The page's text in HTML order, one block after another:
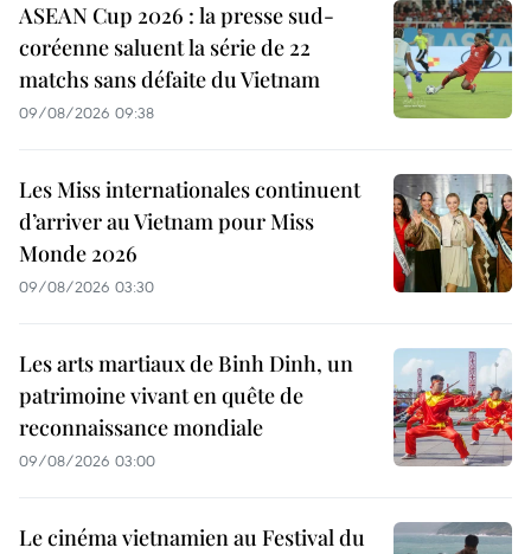
ASEAN Cup 2026 : la presse sud-
coréenne saluent la série de 22
matchs sans défaite du Vietnam
09/08/2026 09:38
Les Miss internationales continuent
d’arriver au Vietnam pour Miss
Monde 2026
09/08/2026 03:30
Les arts martiaux de Binh Dinh, un
patrimoine vivant en quête de
reconnaissance mondiale
09/08/2026 03:00
Le cinéma vietnamien au Festival du